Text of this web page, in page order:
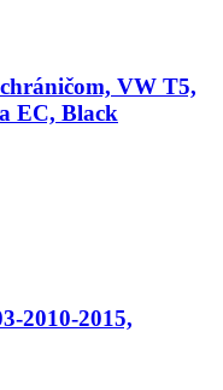
VW T5,
EC, Black
2010-2015,